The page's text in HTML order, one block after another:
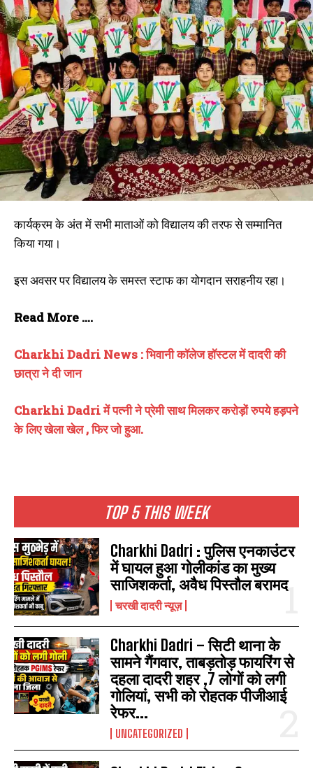
TOP 5 THIS WEEK
Charkhi Dadri : पुलिस एनकाउंटर
में घायल हुआ गोलीकांड का मुख्य
साजिशकर्ता, अवैध पिस्तौल बरामद
चरखी दादरी न्यूज़
Charkhi Dadri – सिटी थाना के
सामने गैंगवार, ताबड़तोड़ फायरिंग से
दहला दादरी शहर ,7 लोगों को लगी
गोलियां, सभी को रोहतक पीजीआई
रेफर...
UNCATEGORIZED
कार्यक्रम के अंत में सभी माताओं को विद्यालय की तरफ से सम्मानित
किया गया।
इस अवसर पर विद्यालय के समस्त स्टाफ का योगदान सराहनीय रहा।
Read More ….
Charkhi Dadri News : भिवानी कॉलेज हॉस्टल में दादरी की
छात्रा ने दी जान
Charkhi Dadri में पत्नी ने प्रेमी साथ मिलकर करोड़ों रुपये हड़पने
के लिए खेला खेल , फिर जो हुआ.